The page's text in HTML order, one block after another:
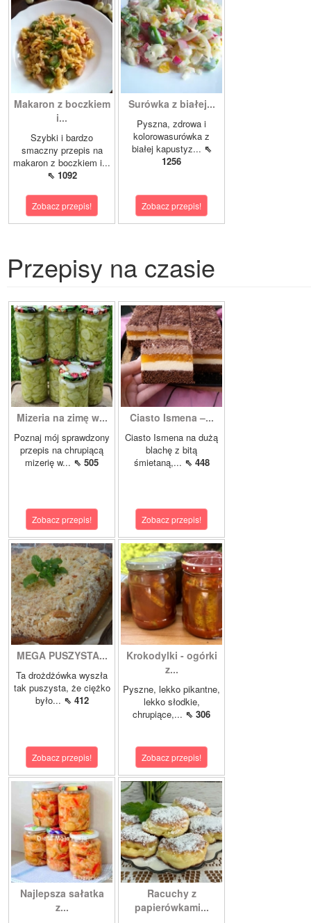
Makaron z boczkiem
i...
Szybki i bardzo
smaczny przepis na
makaron z boczkiem i...
⇖ 1092
Zobacz przepis!
Surówka z białej...
Pyszna, zdrowa i
kolorowasurówka z
białej kapustyz... ⇖
1256
Zobacz przepis!
Przepisy na czasie
Mizeria na zimę w...
Poznaj mój sprawdzony
przepis na chrupiącą
mizerię w... ⇖ 505
Zobacz przepis!
Ciasto Ismena –...
Ciasto Ismena na dużą
blachę z bitą
śmietaną,... ⇖ 448
Zobacz przepis!
MEGA PUSZYSTA...
Ta drożdżówka wyszła
tak puszysta, że ciężko
było... ⇖ 412
Zobacz przepis!
Krokodylki - ogórki
z...
Pyszne, lekko pikantne,
lekko słodkie,
chrupiące,... ⇖ 306
Zobacz przepis!
Najlepsza sałatka
z...
Racuchy z
papierówkami...